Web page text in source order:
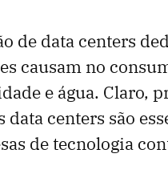
de data centers
causam no
e água. Claro,
centers são
de tecnologia